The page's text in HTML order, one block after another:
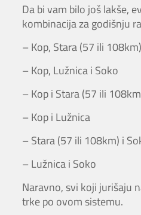
Da bi vam bilo još lakše,
kombinacija za godišnju
– Kop, Stara (57 ili
– Kop, Lužnica i Soko
– Kop i Stara (57 ili
– Kop i Lužnica
– Stara (57 ili 108km) i
– Lužnica i Soko
Naravno, svi koji jurišaju
trke po ovom sistemu.